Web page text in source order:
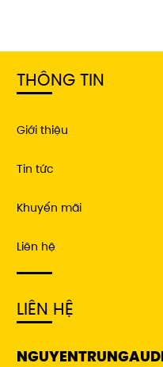
THÔNG TIN
Giới thiệu
Tin tức
Khuyến mãi
Liên hệ
LIÊN HỆ